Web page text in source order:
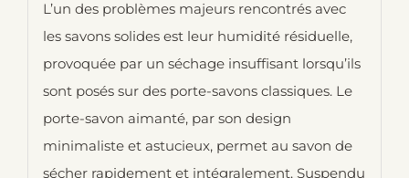
L’un des problèmes majeurs rencontrés avec
les savons solides est leur humidité résiduelle,
provoquée par un séchage insuffisant lorsqu’ils
sont posés sur des porte-savons classiques. Le
porte-savon aimanté, par son design
minimaliste et astucieux, permet au savon de
sécher rapidement et intégralement. Suspendu